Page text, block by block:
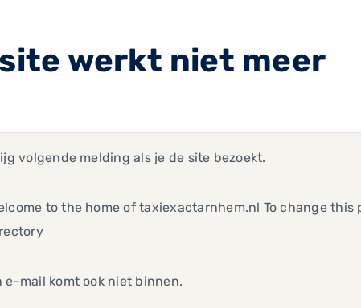
werkt niet meer
volgende melding als je de site bezoekt.
to the home of taxiexactarnhem.nl To change
e-mail komt ook niet binnen.